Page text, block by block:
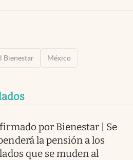
Bienestar México
por Bienestar | Se
la pensión a los
que se muden al